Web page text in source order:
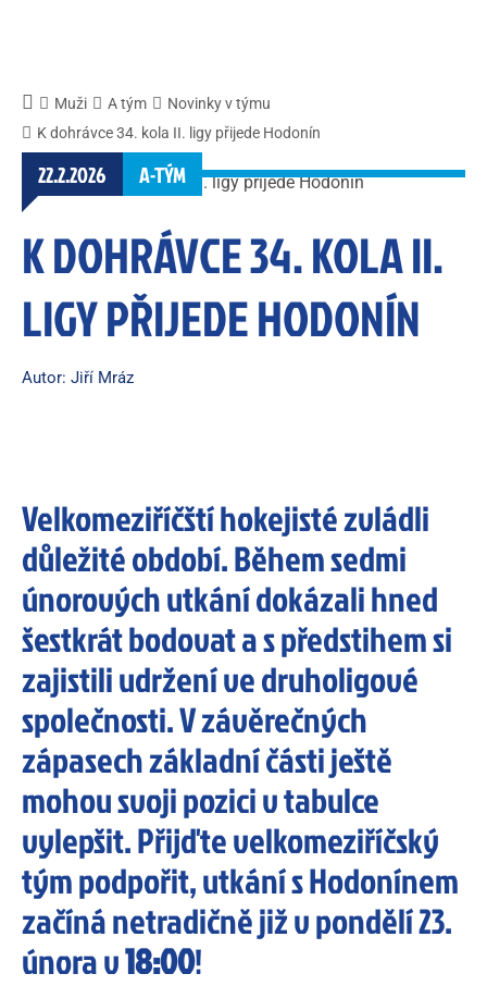
Muži A tým
Novinky v týmu
K dohrávce 34. kola II. ligy přijede Hodonín
22.2.2026 A-TÝM
K DOHRÁVCE 34. KOLA II.
LIGY PŘIJEDE HODONÍN
Autor: Jiří Mráz
Velkomeziříčští hokejisté zvládli
důležité období. Během sedmi
únorových utkání dokázali hned
šestkrát bodovat a s předstihem si
zajistili udržení ve druholigové
společnosti. V závěrečných
zápasech základní části ještě
mohou svoji pozici v tabulce
vylepšit. Přijďte velkomeziříčský
tým podpořit, utkání s Hodonínem
začíná netradičně již v pondělí 23.
února v18:00!